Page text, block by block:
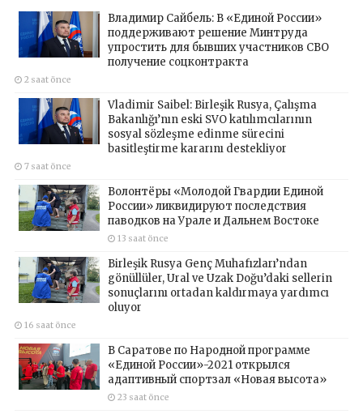
Владимир Сайбель: В «Единой России»
поддерживают решение Минтруда
упростить для бывших участников СВО
получение соцконтракта
2 saat önce
Vladimir Saibel: Birleşik Rusya, Çalışma
Bakanlığı’nın eski SVO katılımcılarının
sosyal sözleşme edinme sürecini
basitleştirme kararını destekliyor
7 saat önce
Волонтёры «Молодой Гвардии Единой
России» ликвидируют последствия
паводков на Урале и Дальнем Востоке
13 saat önce
Birleşik Rusya Genç Muhafızları’ndan
gönüllüler, Ural ve Uzak Doğu’daki sellerin
sonuçlarını ortadan kaldırmaya yardımcı
oluyor
16 saat önce
В Саратове по Народной программе
«Единой России»-2021 открылся
адаптивный спортзал «Новая высота»
23 saat önce